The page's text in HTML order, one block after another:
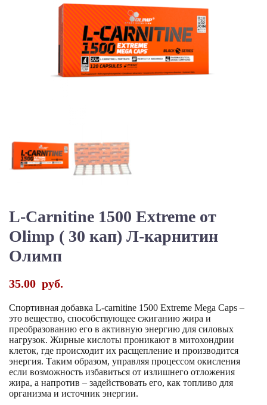
L-Carnitine 1500 Extreme от
Olimp ( 30 кап) Л-карнитин
Олимп
35.00 руб.
Спортивная добавка L-carnitine 1500 Extreme Mega Caps –
это вещество, способствующее сжиганию жира и
преобразованию его в активную энергию для силовых
нагрузок. Жирные кислоты проникают в митохондрии
клеток, где происходит их расщепление и производится
энергия. Таким образом, управляя процессом окисления
если возможность избавиться от излишнего отложения
жира, а напротив – задействовать его, как топливо для
организма и источник энергии.